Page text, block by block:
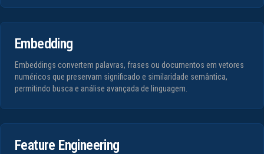
Embedding
Embeddings convertem palavras, frases ou documentos em vetores
numéricos que preservam significado e similaridade semântica,
permitindo busca e análise avançada de linguagem.
Feature Engineering